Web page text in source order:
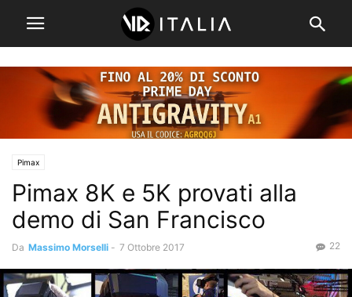
Pimax
Pimax 8K e 5K provati alla
demo di San Francisco
Da Massimo Morselli - 7 Ottobre 2017 22